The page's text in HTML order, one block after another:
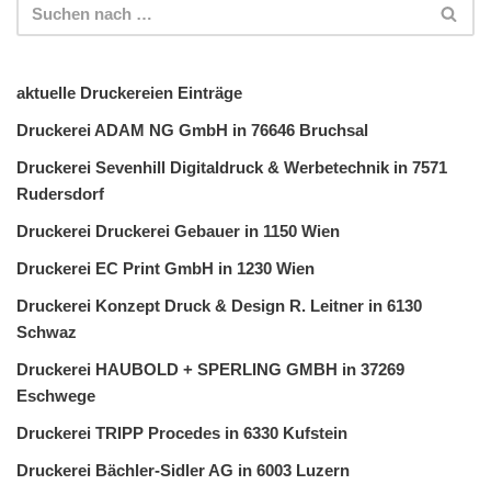
aktuelle Druckereien Einträge
Druckerei ADAM NG GmbH in 76646 Bruchsal
Druckerei Sevenhill Digitaldruck & Werbetechnik in 7571
Rudersdorf
Druckerei Druckerei Gebauer in 1150 Wien
Druckerei EC Print GmbH in 1230 Wien
Druckerei Konzept Druck & Design R. Leitner in 6130
Schwaz
Druckerei HAUBOLD + SPERLING GMBH in 37269
Eschwege
Druckerei TRIPP Procedes in 6330 Kufstein
Druckerei Bächler-Sidler AG in 6003 Luzern